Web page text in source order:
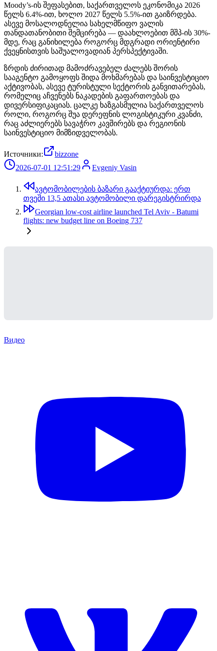
Moody’s-ის შეფასებით, საქართველოს ეკონომიკა 2026
წელს 6.4%-ით, ხოლო 2027 წელს 5.5%-ით გაიზრდება.
ასევე მოსალოდნელია სახელმწიფო ვალის
თანდათანობითი შემცირება — დაახლოებით მშპ-ის 30%-
მდე, რაც განიხილება როგორც მდგრადი ორიენტირი
ქვეყნისთვის საშუალოვადიან პერსპექტივაში.
ზრდის ძირითად მამოძრავებელ ძალებს შორის
სააგენტო გამოყოფს შიდა მოხმარებას და საინვესტიციო
აქტივობას, ასევე ტურისტული სექტორის განვითარებას,
რომელიც აჩვენებს ნაკადების გაფართოებას და
დივერსიფიკაციას. ცალკე ხაზგასმულია საქართველოს
როლი, როგორც შუა დერეფნის ლოგისტიკური კვანძი,
რაც აძლიერებს სავაჭრო კავშირებს და რეგიონის
საინვესტიციო მიმზიდველობას.
Источники:
bizzone
2026-07-01 12:51:29
Evgeniy Vasin
ავტომობილების ბაზარი გააქტიურდა: ერთ
თვეში 13,5 ათასი ავტომობილი დარეგისტრირდა
Georgian low-cost airline launched Tel Aviv - Batumi
flights: new budget line on Boeing 737
Видео